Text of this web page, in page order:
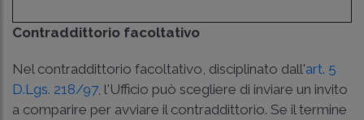
Contraddittorio facoltativo
Nel contraddittorio facoltativo, disciplinato dall'art. 5
D.Lgs. 218/97, l'Ufficio può scegliere di inviare un invito
a comparire per avviare il contraddittorio. Se il termine